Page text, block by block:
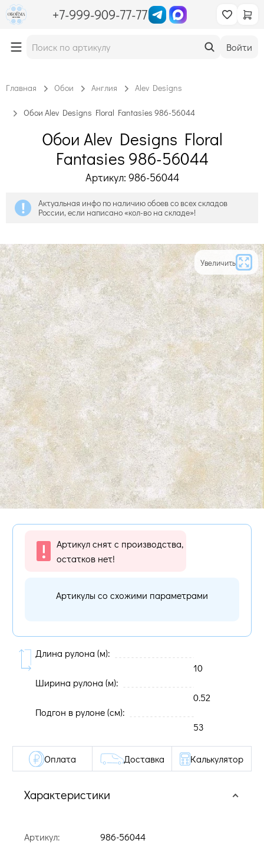
+7-999-909-77-77
Войти
Главная Обои Англия Alev Designs
Обои Alev Designs Floral Fantasies 986-56044
Обои Alev Designs Floral
Fantasies 986-56044
Артикул: 986-56044
Актуальная инфо по наличию обоев со всех складов
России, если написано «кол-во на складе»!
Увеличить
Артикул снят с производства,
остатков нет!
Артикулы со схожими параметрами
Длина рулона (м):
10
Ширина рулона (м):
0.52
Подгон в рулоне (cм):
53
Характеристики
Артикул:
986-56044
Оплата Доставка Калькулятор